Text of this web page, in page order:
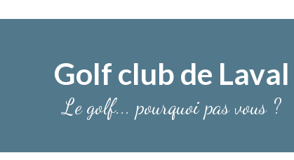
Golf club de Laval
Le golf... pourquoi pas vous ?